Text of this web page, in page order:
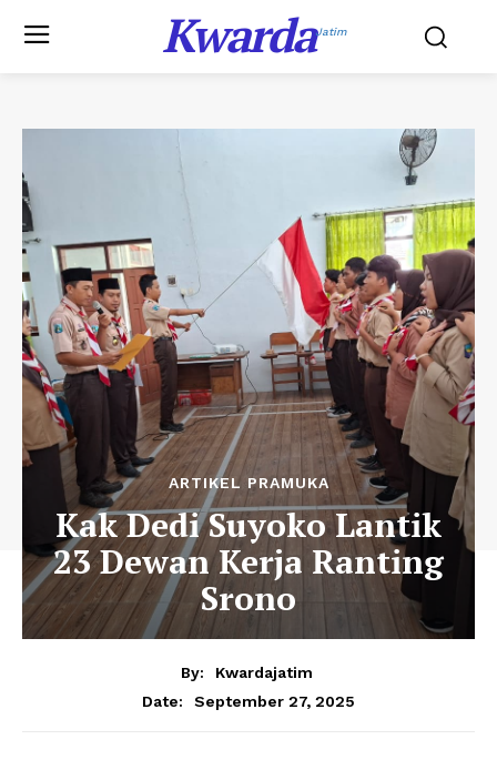
KwardaJatim
ARTIKEL PRAMUKA
Kak Dedi Suyoko Lantik
23 Dewan Kerja Ranting
Srono
By:
Kwardajatim
Date:
September 27, 2025